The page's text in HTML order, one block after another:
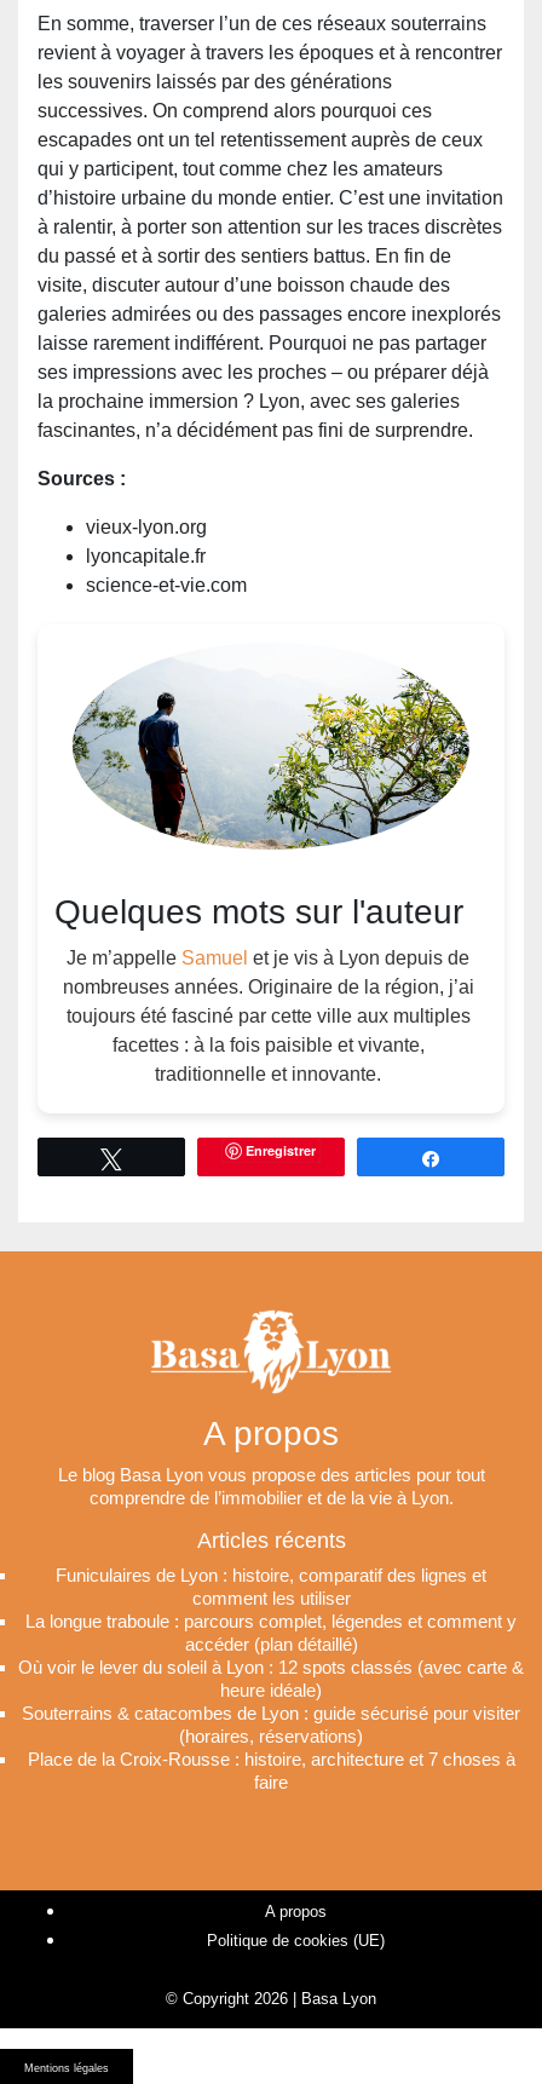
Mentions légales
En somme, traverser l’un de ces réseaux souterrains
revient à voyager à travers les époques et à rencontrer
les souvenirs laissés par des générations
successives. On comprend alors pourquoi ces
escapades ont un tel retentissement auprès de ceux
qui y participent, tout comme chez les amateurs
d’histoire urbaine du monde entier. C’est une invitation
à ralentir, à porter son attention sur les traces discrètes
du passé et à sortir des sentiers battus. En fin de
visite, discuter autour d’une boisson chaude des
galeries admirées ou des passages encore inexplorés
laisse rarement indifférent. Pourquoi ne pas partager
ses impressions avec les proches – ou préparer déjà
la prochaine immersion ? Lyon, avec ses galeries
fascinantes, n’a décidément pas fini de surprendre.
Sources :
vieux-lyon.org
lyoncapitale.fr
science-et-vie.com
Quelques mots sur l'auteur
Je m’appelle Samuel et je vis à Lyon depuis de
nombreuses années. Originaire de la région, j’ai
toujours été fasciné par cette ville aux multiples
facettes : à la fois paisible et vivante,
traditionnelle et innovante.
Enregistrer
A propos
Le blog Basa Lyon vous propose des articles pour tout
comprendre de l’immobilier et de la vie à Lyon.
Articles récents
Funiculaires de Lyon : histoire, comparatif des lignes et
comment les utiliser
La longue traboule : parcours complet, légendes et comment y
accéder (plan détaillé)
Où voir le lever du soleil à Lyon : 12 spots classés (avec carte &
heure idéale)
Souterrains & catacombes de Lyon : guide sécurisé pour visiter
(horaires, réservations)
Place de la Croix-Rousse : histoire, architecture et 7 choses à
faire
A propos
Politique de cookies (UE)
© Copyright 2026 | Basa Lyon